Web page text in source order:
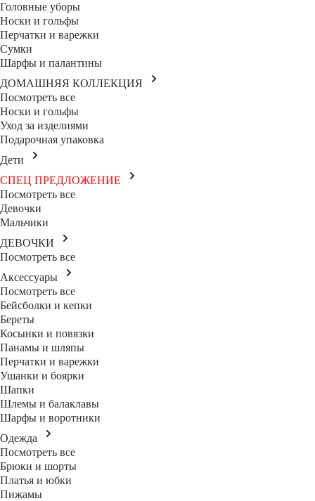
Головные уборы
Носки и гольфы
Перчатки и варежки
Сумки
Шарфы и палантины
ДОМАШНЯЯ КОЛЛЕКЦИЯ
Посмотреть все
Носки и гольфы
Уход за изделиями
Подарочная упаковка
Дети
СПЕЦ ПРЕДЛОЖЕНИЕ
Посмотреть все
Девочки
Мальчики
ДЕВОЧКИ
Посмотреть все
Аксессуары
Посмотреть все
Бейсболки и кепки
Береты
Косынки и повязки
Панамы и шляпы
Перчатки и варежки
Ушанки и боярки
Шапки
Шлемы и балаклавы
Шарфы и воротники
Одежда
Посмотреть все
Брюки и шорты
Платья и юбки
Пижамы